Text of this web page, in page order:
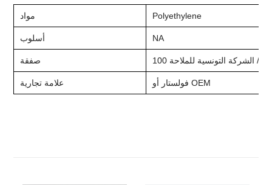
مواد Polyethylene
أسلوب NA
صفقة 100
علامة تجارية فولستار أو OEM